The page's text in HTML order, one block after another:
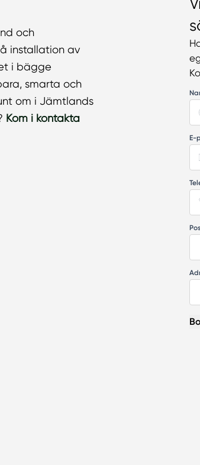
och
installation av
i bägge
smarta och
om i Jämtlands
Kom i kontakta
E-